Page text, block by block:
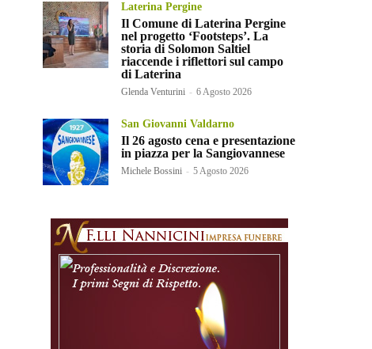
Laterina Pergine
Il Comune di Laterina Pergine
nel progetto ‘Footsteps’. La
storia di Solomon Saltiel
riaccende i riflettori sul campo
di Laterina
Glenda Venturini - 6 Agosto 2026
San Giovanni Valdarno
Il 26 agosto cena e presentazione
in piazza per la Sangiovannese
Michele Bossini - 5 Agosto 2026